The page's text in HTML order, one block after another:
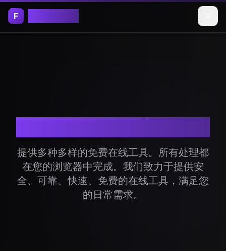
提供多种多样的免费在线工具。所有处理都
在您的浏览器中完成。我们致力于提供安
全、可靠、快速、免费的在线工具，满足您
的日常需求。